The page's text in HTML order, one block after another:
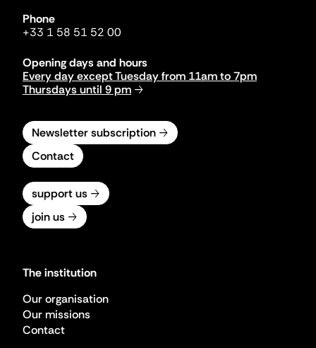
Phone
+33 1 58 51 52 00
Opening days and hours
Every day except Tuesday from 11am to 7pm
Thursdays until 9 pm
Newsletter subscription
Contact
support us
join us
The institution
Our organisation
Our missions
Contact